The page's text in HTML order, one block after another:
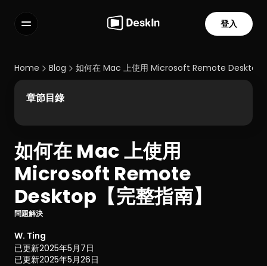
常見問題解答
Select Language
服務條款
隱私政策
登入
Home Blog 如何在 Mac 上使用 Microsoft Remote Desktop
如何在 Mac 上使用
Microsoft Remote
Desktop【完整指南】
問題解決
W. Ting
已更新2025年5月7日
已更新2025年5月26日
章節目錄